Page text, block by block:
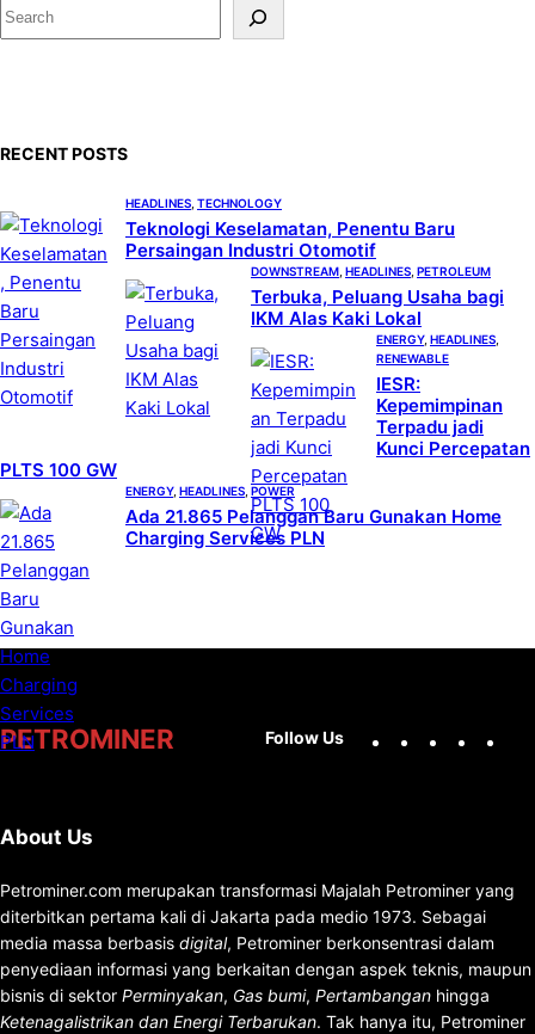
S
e
RECENT POSTS
HEADLINES TECHNOLOGY
Teknologi Keselamatan, Penentu Baru
Persaingan Industri Otomotif
DOWNSTREAM HEADLINES PETROLEUM
Terbuka, Peluang Usaha bagi
IKM Alas Kaki Lokal
ENERGY, HEADLINES
RENEWABLE
IESR:
Kepemimpinan
Terpadu jadi
Kunci Percepatan
PLTS 100 GW
ENERGY, HEADLINES POWER
Ada 21.865 Pelanggan Baru Gunakan Home
Charging Services PLN
PETROMINER Follow Us
About Us
Petrominer.com merupakan transformasi Majalah Petrominer yang
diterbitkan pertama kali di Jakarta pada medio 1973. Sebagai
media massa berbasis digital, Petrominer berkonsentrasi dalam
penyediaan informasi yang berkaitan dengan aspek teknis, maupun
bisnis di sektor Perminyakan, Gas bumi, Pertambangan hingga
Ketenagalistrikan dan Energi Terbarukan. Tak hanya itu, Petrominer